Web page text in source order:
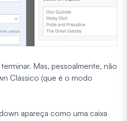
Mas, pessoalmente, não
Clássico (que é o modo
apareça como uma caixa